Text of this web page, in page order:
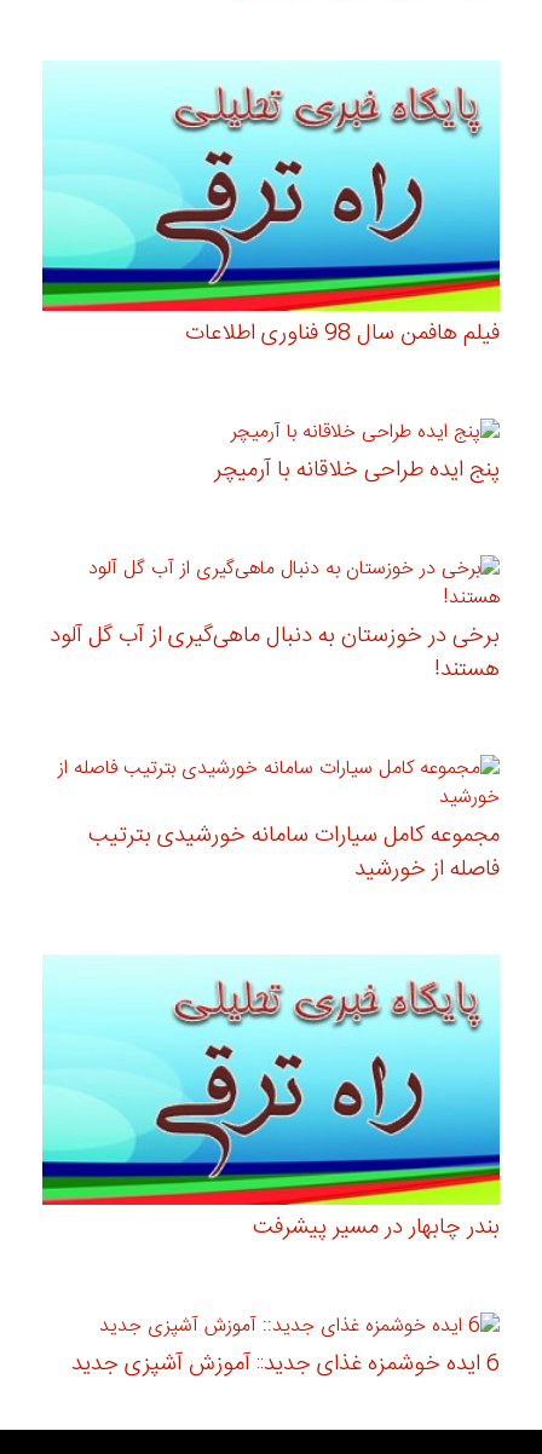
فیلم هافمن سال 98 فناوری اطلاعات
پنج ایده طراحی خلاقانه با آرمیچر
برخی در خوزستان به دنبال ماهی‌گیری از آب گل آلود
هستند!
مجموعه کامل سیارات سامانه خورشیدی بترتیب
فاصله از خورشید
بندر چابهار در مسیر پیشرفت
6 ایده خوشمزه غذای جدید:: آموزش آشپزی جدید